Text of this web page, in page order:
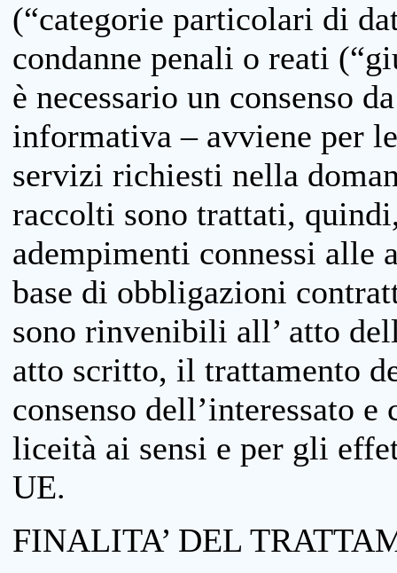
(“categorie particolari di
condanne penali o reati
è necessario un consenso
informativa – avviene per
servizi richiesti nella
raccolti sono trattati,
adempimenti connessi
base di obbligazioni
sono rinvenibili all’ atto
atto scritto, il trattamento
consenso dell’interessato
liceità ai sensi e per gli
UE.
FINALITA’ DEL